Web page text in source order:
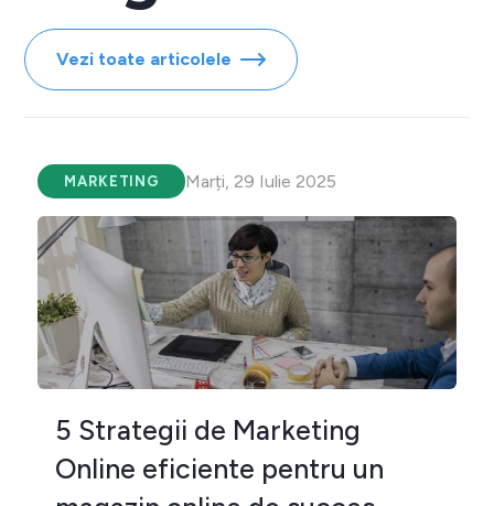
Vezi toate articolele
MARKETING Marți, 29 Iulie 2025
5 Strategii de Marketing
Online eficiente pentru un